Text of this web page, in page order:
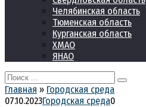
Челябинская область
Тюменская область
Курганская область
ХМАО
ЯНАО
Search
for:
Главная » Городская среда
07.10.2023Городская среда0